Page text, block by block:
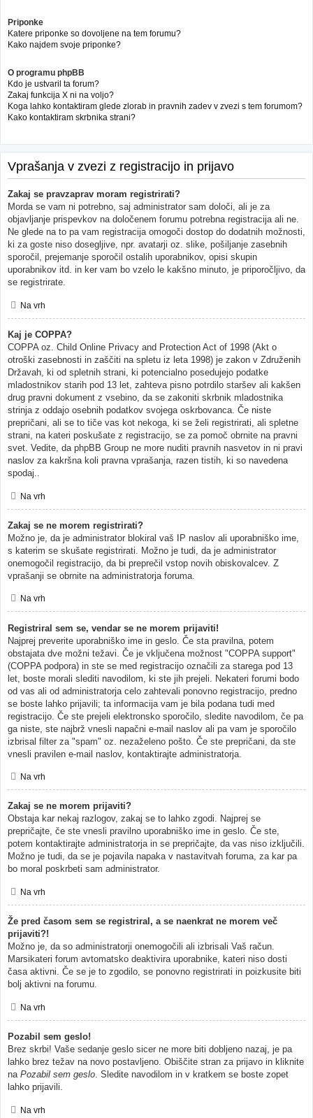
Priponke
Katere priponke so dovoljene na tem forumu?
Kako najdem svoje priponke?
O programu phpBB
Kdo je ustvaril ta forum?
Zakaj funkcija X ni na voljo?
Koga lahko kontaktiram glede zlorab in pravnih zadev v zvezi s tem forumom?
Kako kontaktiram skrbnika strani?
Vprašanja v zvezi z registracijo in prijavo
Zakaj se pravzaprav moram registrirati?
Morda se vam ni potrebno, saj administrator sam določi, ali je za
objavljanje prispevkov na določenem forumu potrebna registracija ali ne.
Ne glede na to pa vam registracija omogoči dostop do dodatnih možnosti,
ki za goste niso dosegljive, npr. avatarji oz. slike, pošiljanje zasebnih
sporočil, prejemanje sporočil ostalih uporabnikov, opisi skupin
uporabnikov itd. in ker vam bo vzelo le kakšno minuto, je priporočljivo, da
se registrirate.
Na vrh
Kaj je COPPA?
COPPA oz. Child Online Privacy and Protection Act of 1998 (Akt o
otroški zasebnosti in zaščiti na spletu iz leta 1998) je zakon v Združenih
Državah, ki od spletnih strani, ki potencialno posedujejo podatke
mladostnikov starih pod 13 let, zahteva pisno potrdilo staršev ali kakšen
drug pravni dokument z vsebino, da se zakoniti skrbnik mladostnika
strinja z oddajo osebnih podatkov svojega oskrbovanca. Če niste
prepričani, ali se to tiče vas kot nekoga, ki se želi registrirati, ali spletne
strani, na kateri poskušate z registracijo, se za pomoč obrnite na pravni
svet. Vedite, da phpBB Group ne more nuditi pravnih nasvetov in ni pravi
naslov za kakršna koli pravna vprašanja, razen tistih, ki so navedena
spodaj..
Na vrh
Zakaj se ne morem registrirati?
Možno je, da je administrator blokiral vaš IP naslov ali uporabniško ime,
s katerim se skušate registrirati. Možno je tudi, da je administrator
onemogočil registracijo, da bi preprečil vstop novih obiskovalcev. Z
vprašanji se obrnite na administratorja foruma.
Na vrh
Registriral sem se, vendar se ne morem prijaviti!
Najprej preverite uporabniško ime in geslo. Če sta pravilna, potem
obstajata dve možni težavi. Če je vključena možnost "COPPA support"
(COPPA podpora) in ste se med registracijo označili za starega pod 13
let, boste morali slediti navodilom, ki ste jih prejeli. Nekateri forumi bodo
od vas ali od administratorja celo zahtevali ponovno registracijo, predno
se boste lahko prijavili; ta informacija vam je bila podana tudi med
registracijo. Če ste prejeli elektronsko sporočilo, sledite navodilom, če pa
ga niste, ste najbrž vnesli napačni e-mail naslov ali pa vam je sporočilo
izbrisal filter za "spam" oz. nezaželeno pošto. Če ste prepričani, da ste
vnesli pravilen e-mail naslov, kontaktirajte administratorja.
Na vrh
Zakaj se ne morem prijaviti?
Obstaja kar nekaj razlogov, zakaj se to lahko zgodi. Najprej se
prepričajte, če ste vnesli pravilno uporabniško ime in geslo. Če ste,
potem kontaktirajte administratorja in se prepričajte, da vas niso izključili.
Možno je tudi, da se je pojavila napaka v nastavitvah foruma, za kar pa
bo moral poskrbeti sam administrator.
Na vrh
Že pred časom sem se registriral, a se naenkrat ne morem več
prijaviti?!
Možno je, da so administratorji onemogočili ali izbrisali Vaš račun.
Marsikateri forum avtomatsko deaktivira uporabnike, kateri niso dosti
časa aktivni. Če se je to zgodilo, se ponovno registrirati in poizkusite biti
bolj aktivni na forumu.
Na vrh
Pozabil sem geslo!
Brez skrbi! Vaše sedanje geslo sicer ne more biti dobljeno nazaj, je pa
lahko brez težav na novo postavljeno. Obiščite stran za prijavo in kliknite
na Pozabil sem geslo. Sledite navodilom in v kratkem se boste zopet
lahko prijavili.
Na vrh